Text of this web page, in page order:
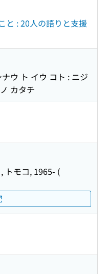
と : 20人の語りと支援
ウ ト イウ コト : ニジ
カタチ
トモコ, 1965- (